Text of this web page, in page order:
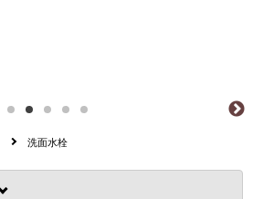
洗面水栓